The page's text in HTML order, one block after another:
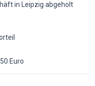
in Leipzig abgeholt
Euro